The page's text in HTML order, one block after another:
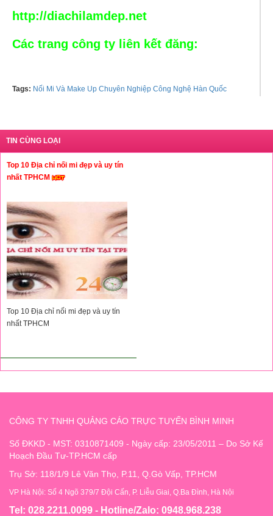
http://diachilamdep.net
Các trang công ty liên kết đăng:
Tags: Nối Mi Và Make Up Chuyên Nghiệp Công Nghệ Hàn Quốc
TIN CÙNG LOẠI
Top 10 Địa chỉ nối mi đẹp và uy tín
nhất TPHCM
Top 10 Địa chỉ nối mi đẹp và uy tín
nhất TPHCM
CÔNG TY TNHH QUẢNG CÁO TRỰC TUYẾN BÌNH MINH
Số ĐKKD - MST: 0310871409 - Ngày cấp: 23/05/2011 – Do Sở Kế
Hoạch Đầu Tư-TP.HCM cấp
Trụ Sở: 118/1/9 Lê Văn Thọ, P.11, Q.Gò Vấp, TP.HCM
VP Hà Nội: Số 4 Ngõ 379/7 Đội Cấn, P. Liễu Giai, Q.Ba Đình, Hà Nội
Tel: 028.2211.0099 - Hotline/Zalo: 0948.968.238